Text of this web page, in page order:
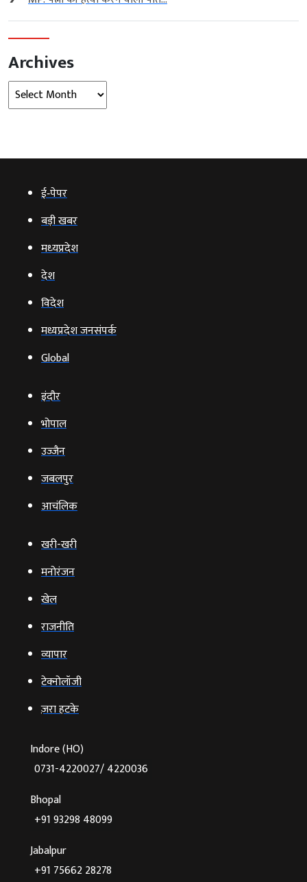
Archives
Archives
ई‑पेपर
बड़ी खबर
मध्‍यप्रदेश
देश
विदेश
मध्यप्रदेश जनसंपर्क
Global
इंदौर
भोपाल
उज्‍जैन
जबलपुर
आचंलिक
खरी-खरी
मनोरंजन
खेल
राजनीति
व्‍यापार
टेक्‍नोलॉजी
ज़रा हटके
Indore (HO)
0731-4220027/ 4220036
Bhopal
+91 93298 48099
Jabalpur
+91 75662 28278